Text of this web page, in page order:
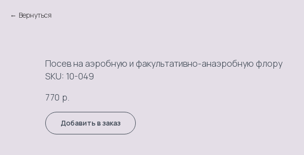
Вернуться
Посев на аэробную и факультативно-анаэробную флору
SKU: 10-049
770 р.
Добавить в заказ